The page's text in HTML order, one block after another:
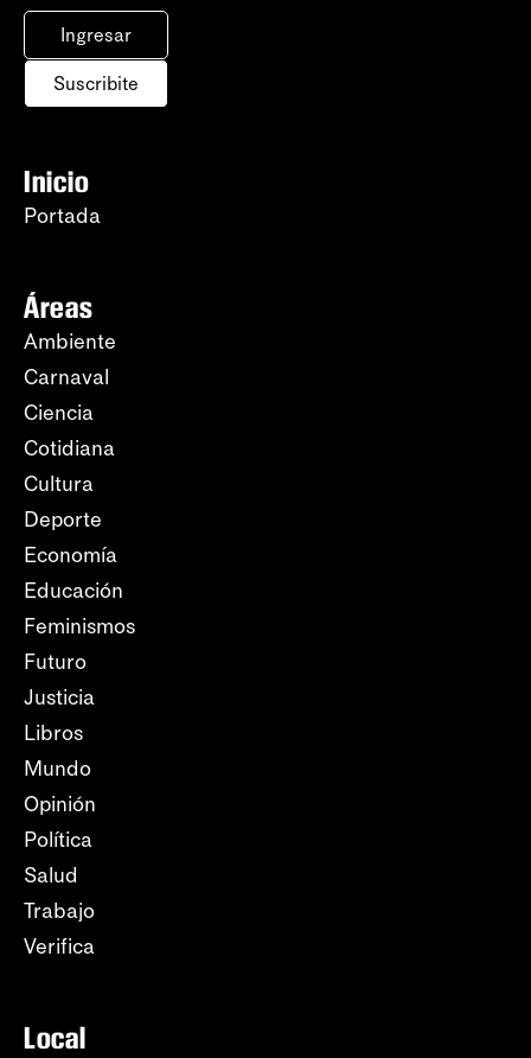
Ingresar
Suscribite
Inicio
Portada
Áreas
Ambiente
Carnaval
Ciencia
Cotidiana
Cultura
Deporte
Economía
Educación
Feminismos
Futuro
Justicia
Libros
Mundo
Opinión
Política
Salud
Trabajo
Verifica
Local